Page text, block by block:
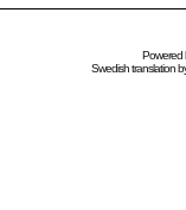
Powered
Swedishtranslation